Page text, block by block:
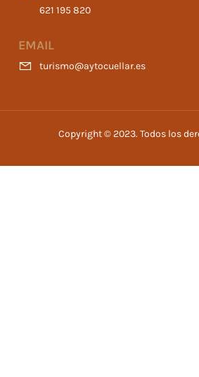
621 195 820
EMAIL
turismo@aytocuellar.es
Copyright © 2023. Todos los